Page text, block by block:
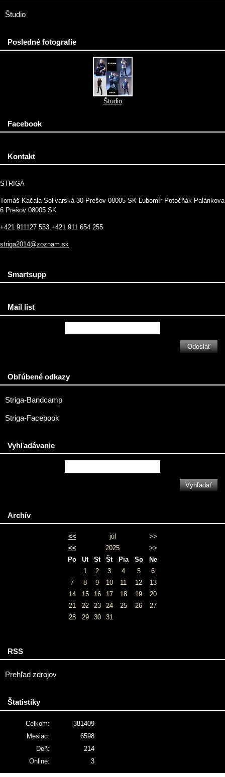
Študio
Posledné fotografie
Študio
Facebook
Kontakt
STRIGA
Tomáš Kačala Solivarská 30 Prešov 08005 SK Ľubomír Potočňák Palárikova
6 Prešov 08005 SK
+421 911127 553,+421 911 654 255
striga2014@zoznam.sk
Smartsupp
Mail list
Obľúbené odkazy
Striga-Bandcamp
Striga-Facebook
Vyhľadávanie
Archív
<< júl
>>
<<
2025
>>
Po
Ut St Št Pia So
Ne
1
2 3 4 5
6
7
8 9 10 11 12
13
14
15 16 17 18 19
20
21
22 23 24 25 26
27
28
29 30 31
RSS
Prehľad zdrojov
Štatistiky
Online: 3
Celkom:
381409
Mesiac:
6598
Deň:
214